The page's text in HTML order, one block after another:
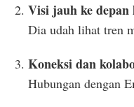
Visi jauh ke
Dia udah lihat tren
Koneksi dan
Hubungan dengan